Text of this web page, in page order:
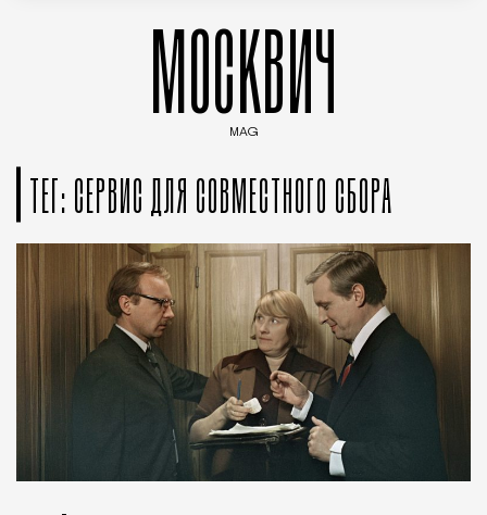
МОСКВИЧ
MAG
ТЕГ: СЕРВИС ДЛЯ СОВМЕСТНОГО СБОРА